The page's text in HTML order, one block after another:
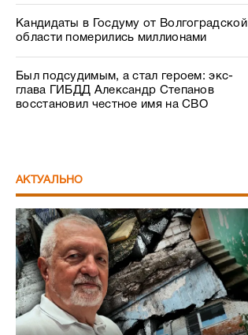
Кандидаты в Госдуму от Волгоградской
области померились миллионами
Был подсудимым, а стал героем: экс-
глава ГИБДД Александр Степанов
восстановил честное имя на СВО
АКТУАЛЬНО